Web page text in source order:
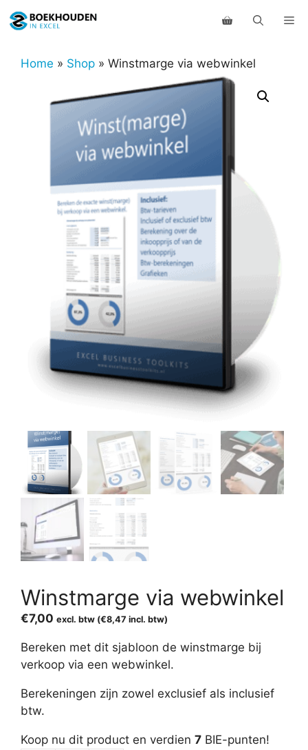
naar
inhoudHome » Shop » Winstmarge via webwinkel
Winstmarge via webwinkel
€7,00 excl. btw (€8,47 incl. btw)
Bereken met dit sjabloon de winstmarge bij
verkoop via een webwinkel.
Berekeningen zijn zowel exclusief als inclusief
btw.
Koop nu dit product en verdien 7 BIE-punten!